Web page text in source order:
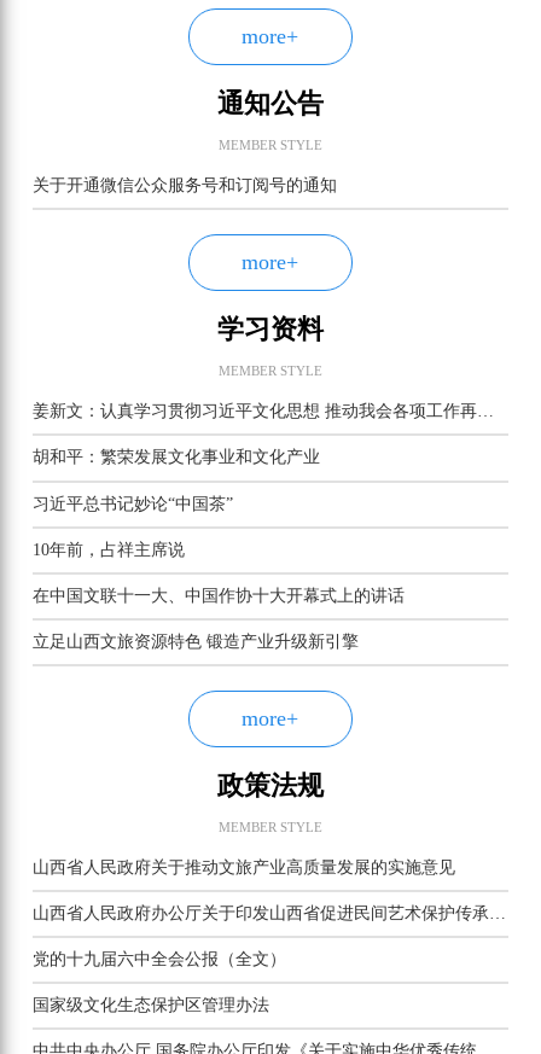
more+
通知公告
MEMBER STYLE
关于开通微信公众服务号和订阅号的通知
more+
学习资料
MEMBER STYLE
姜新文：认真学习贯彻习近平文化思想 推动我会各项工作再上新台阶
胡和平：繁荣发展文化事业和文化产业
习近平总书记妙论“中国茶”
10年前，占祥主席说
在中国文联十一大、中国作协十大开幕式上的讲话
立足山西文旅资源特色 锻造产业升级新引擎
more+
政策法规
MEMBER STYLE
山西省人民政府关于推动文旅产业高质量发展的实施意见
党的十九届六中全会公报（全文）
国家级文化生态保护区管理办法